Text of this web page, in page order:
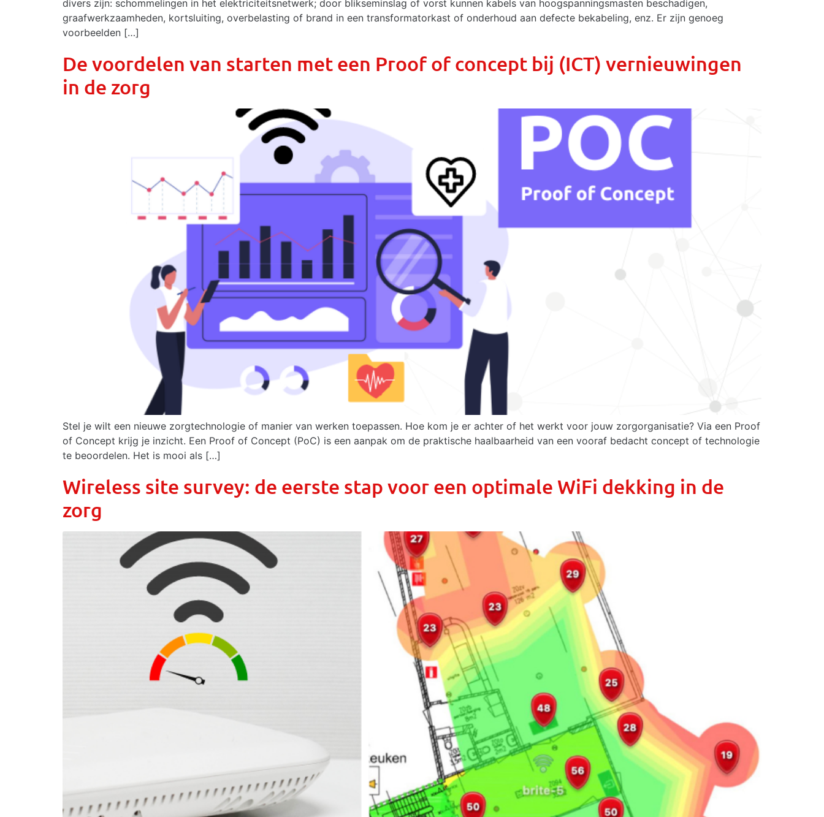
divers zijn: schommelingen in het elektriciteitsnetwerk; door blikseminslag of vorst kunnen kabels van hoogspanningsmasten beschadigen,
graafwerkzaamheden, kortsluiting, overbelasting of brand in een transformatorkast of onderhoud aan defecte bekabeling, enz. Er zijn genoeg
voorbeelden […]
De voordelen van starten met een Proof of concept bij (ICT) vernieuwingen
in de zorg
Stel je wilt een nieuwe zorgtechnologie of manier van werken toepassen. Hoe kom je er achter of het werkt voor jouw zorgorganisatie? Via een Proof
of Concept krijg je inzicht. Een Proof of Concept (PoC) is een aanpak om de praktische haalbaarheid van een vooraf bedacht concept of technologie
te beoordelen. Het is mooi als […]
Wireless site survey: de eerste stap voor een optimale WiFi dekking in de
zorg